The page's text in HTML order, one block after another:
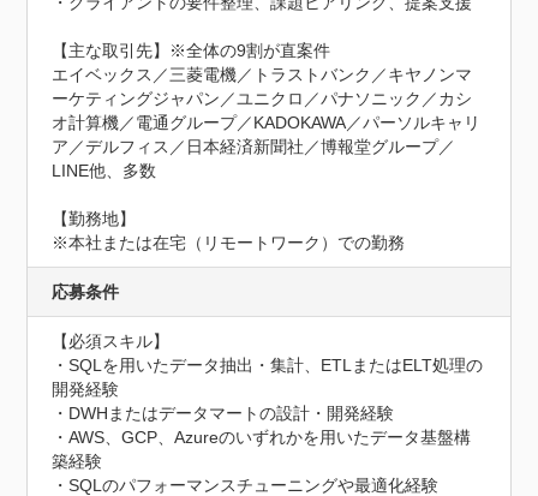
【主な取引先】※全体の9割が直案件
エイベックス／三菱電機／トラストバンク／キヤノンマ
ーケティングジャパン／ユニクロ／パナソニック／カシ
オ計算機／電通グループ／KADOKAWA／パーソルキャリ
ア／デルフィス／日本経済新聞社／博報堂グループ／
LINE他、多数
【勤務地】
※本社または在宅（リモートワーク）での勤務
応募条件
【必須スキル】
・SQLを用いたデータ抽出・集計、ETLまたはELT処理の
開発経験
・DWHまたはデータマートの設計・開発経験
・AWS、GCP、Azureのいずれかを用いたデータ基盤構
築経験
・SQLのパフォーマンスチューニングや最適化経験